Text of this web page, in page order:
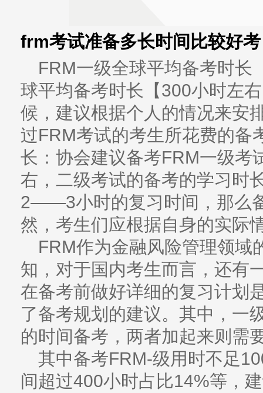
frm考试准备多长时间比较好考
FRM一级全球平均备考时长
球平均备考时长【300小时左
候，建议根据个人的情况来安
过FRM考试的考生所花费的备
长：协会建议备考FRM一级考
右，二级考试的备考的学习时
2——3小时的复习时间，那么
然，考生们应根据自身的实际
FRM作为金融风险管理领域
知，对于国内考生而言，还有
在备考前做好详细的复习计划
了备考规划的建议。其中，一
的时间备考，两者加起来则需
其中备考FRM-级用时不足
间超过400小时占比14%等，